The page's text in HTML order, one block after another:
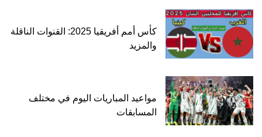
كأس أمم أفريقيا 2025: القنوات الناقلة
والمزيد
مواعيد المباريات اليوم في مختلف
المسابقات